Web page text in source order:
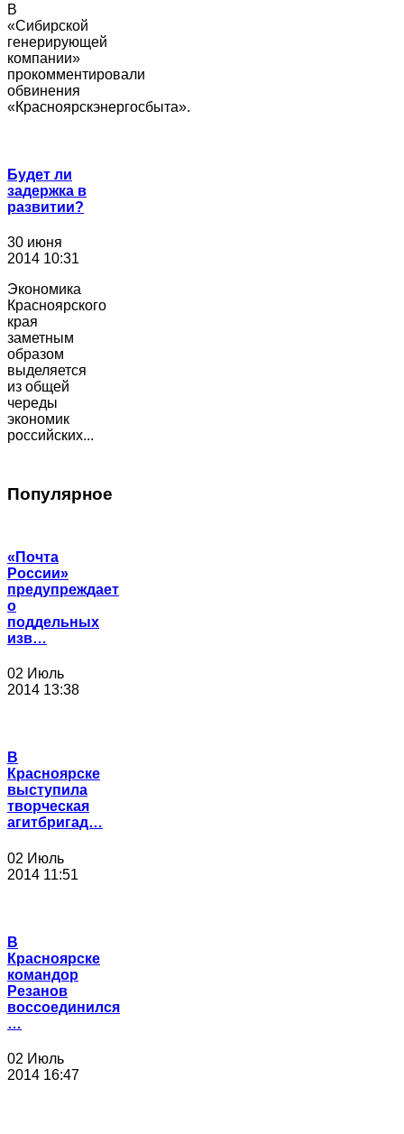
В
«Сибирской
генерирующей
компании»
прокомментировали
обвинения
«Красноярскэнергосбыта».
Будет ли
задержка в
развитии?
30 июня
2014 10:31
Экономика
Красноярского
края
заметным
образом
выделяется
из общей
череды
экономик
российских...
Популярное
«Почта
России»
предупреждает
о
поддельных
изв…
02 Июль
2014 13:38
В
Красноярске
выступила
творческая
агитбригад…
02 Июль
2014 11:51
В
Красноярске
командор
Резанов
воссоединился
…
02 Июль
2014 16:47